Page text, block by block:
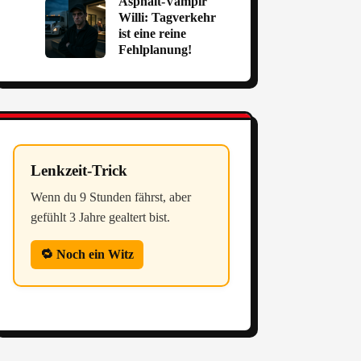
Willi: Tagverkehr
ist eine reine
Fehlplanung!
Lenkzeit-Trick
Wenn du 9 Stunden fährst, aber
gefühlt 3 Jahre gealtert bist.
🔁 Noch ein Witz